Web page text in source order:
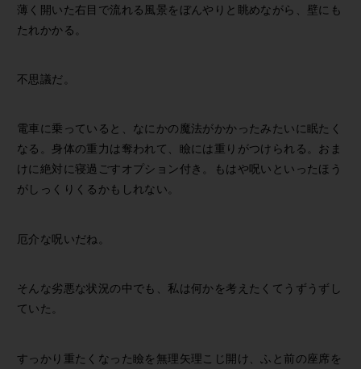
薄く開いた右目で流れる風景をぼんやりと眺めながら、壁にも
たれかかる。
不思議だ。
電車に乗っていると、なにかの魔法がかかったみたいに眠たく
なる。身体の重力は奪われて、瞼には重りがつけられる。おま
けに絶対に寝過ごすオプション付き。もはや呪いといったほう
がしっくりくるかもしれない。
厄介な呪いだね。
そんな劣悪な状況の中でも、私は何かを考えたくてうずうずし
ていた。
すっかり重たくなった瞼を無理矢理こじ開け、ふと前の座席を